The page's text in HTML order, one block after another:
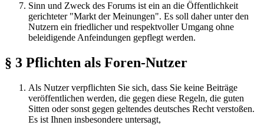
Sinn und Zweck des Forums ist ein an die Öffentlichkeit
gerichteter "Markt der Meinungen". Es soll daher unter den
Nutzern ein friedlicher und respektvoller Umgang ohne
beleidigende Anfeindungen gepflegt werden.
§ 3 Pflichten als Foren-Nutzer
Als Nutzer verpflichten Sie sich, dass Sie keine Beiträge
veröffentlichen werden, die gegen diese Regeln, die guten
Sitten oder sonst gegen geltendes deutsches Recht verstoßen.
Es ist Ihnen insbesondere untersagt,